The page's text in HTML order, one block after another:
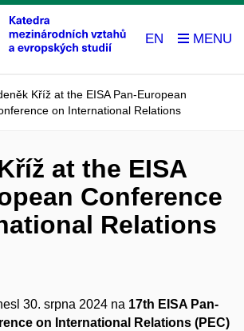
EN
Kříž at the EISA Pan-European
on International Relations
at the EISA
Conference
Relations
30. srpna 2024 na 17th EISA Pan-
on International Relations (PEC)